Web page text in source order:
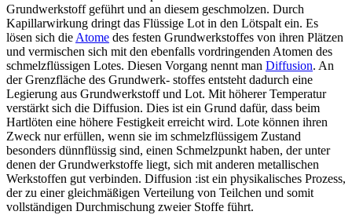
Grundwerkstoff geführt und an diesem geschmolzen. Durch
Kapillarwirkung dringt das Flüssige Lot in den Lötspalt ein. Es
lösen sich die Atome des festen Grundwerkstoffes von ihren Plätzen
und vermischen sich mit den ebenfalls vordringenden Atomen des
schmelzflüssigen Lotes. Diesen Vorgang nennt man Diffusion. An
der Grenzfläche des Grundwerk- stoffes entsteht dadurch eine
Legierung aus Grundwerkstoff und Lot. Mit höherer Temperatur
verstärkt sich die Diffusion. Dies ist ein Grund dafür, dass beim
Hartlöten eine höhere Festigkeit erreicht wird. Lote können ihren
Zweck nur erfüllen, wenn sie im schmelzflüssigem Zustand
besonders dünnflüssig sind, einen Schmelzpunkt haben, der unter
denen der Grundwerkstoffe liegt, sich mit anderen metallischen
Werkstoffen gut verbinden. Diffusion :ist ein physikalisches Prozess,
der zu einer gleichmäßigen Verteilung von Teilchen und somit
vollständigen Durchmischung zweier Stoffe führt.